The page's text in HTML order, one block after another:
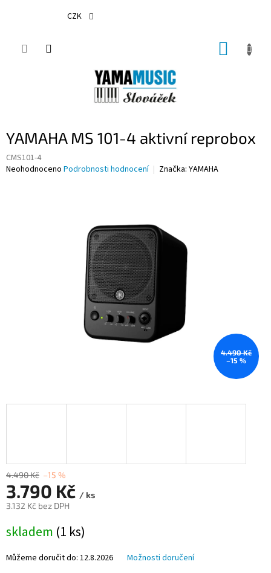
CZK
YAMAHA MS 101-4 aktivní reprobox
CMS101-4
Průměrné
Neohodnoceno Podrobnosti hodnocení Značka: YAMAHA
4.490 Kč
–15 %
4.490 Kč –15 %
3.790 Kč / ks
3.132 Kč bez DPH
cena:
skladem (1 ks)
Můžeme doručit do: 12.8.2026 Možnosti doručení